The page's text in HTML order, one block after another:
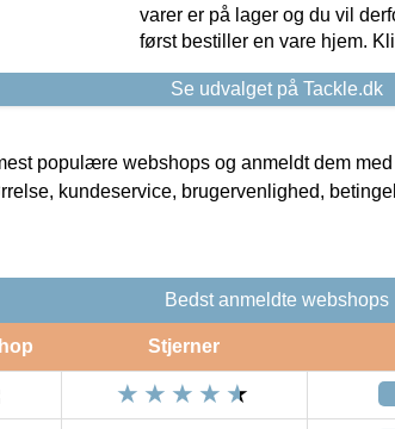
varer er på lager og du vil
først bestiller en vare hjem.
Se udvalget på Tackle.dk
populære webshops og anmeldt dem
kundeservice, brugervenlighed,
Bedst anmeldte webshops
Stjerner